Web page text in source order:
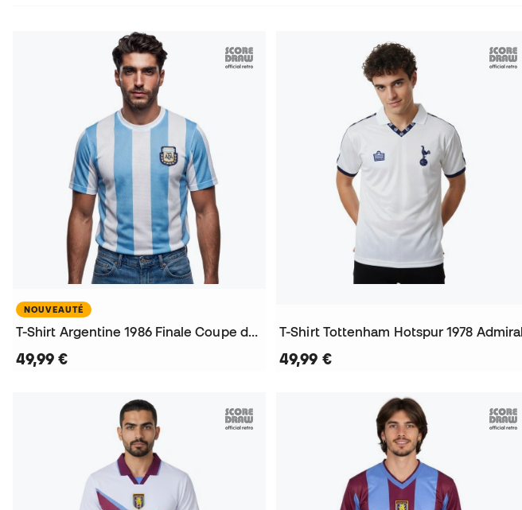
NOUVEAUTÉ
T-Shirt Argentine 1986 Finale Coupe du Monde No.10
49,99 €
T-Shirt Tottenham Hotspur 1978 Admiral
49,99 €